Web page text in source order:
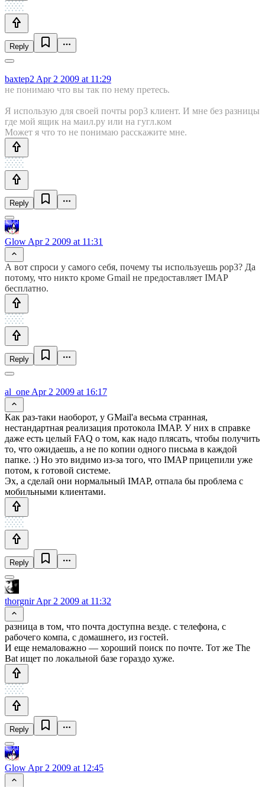
Reply
baxtep2 Apr 2 2009 at 11:29
не понимаю что вы так по нему претесь.
Я использую для своей почты pop3 клиент. И мне без разницы
где мой ящик на маил.ру или на гугл.ком
Может я что то не понимаю расскажите мне.
Reply
Glow Apr 2 2009 at 11:31
А вот спроси у самого себя, почему ты используешь pop3? Да
потому, что никто кроме Gmail не предоставляет IMAP
бесплатно.
Reply
al_one Apr 2 2009 at 16:17
Как раз-таки наоборот, у GMail'а весьма странная,
нестандартная реализация протокола IMAP. У них в справке
даже есть целый FAQ о том, как надо плясать, чтобы получить
то, что ожидаешь, а не по копии одного письма в каждой
папке. :) Но это видимо из-за того, что IMAP прицепили уже
потом, к готовой системе.
Эх, а сделай они нормальный IMAP, отпала бы проблема с
мобильными клиентами.
Reply
thorgnirApr 2 2009 at 11:32
разница в том, что почта доступна везде. с телефона, с
рабочего компа, с домашнего, из гостей.
И еще немаловажно — хороший поиск по почте. Тот же The
Bat ищет по локальной базе гораздо хуже.
Reply
Glow Apr 2 2009 at 12:45